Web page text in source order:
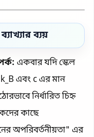
ব্যয়
একবার যদি স্কেল
এবং c এর মান
নির্ধারিত চিহ্ন
কাছে
অপরিবর্তনীয়তা" এর